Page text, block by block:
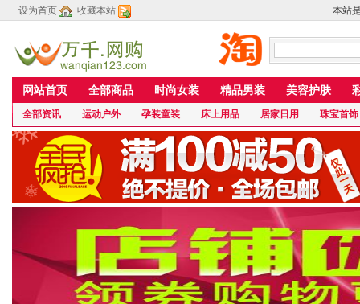
设为首页 收藏本站 本站
网站首页 全部商品 时尚女装 精品男装 美容护肤
全部资讯 运动户外 孕装童装 床上用品 居家日用 珠宝首饰